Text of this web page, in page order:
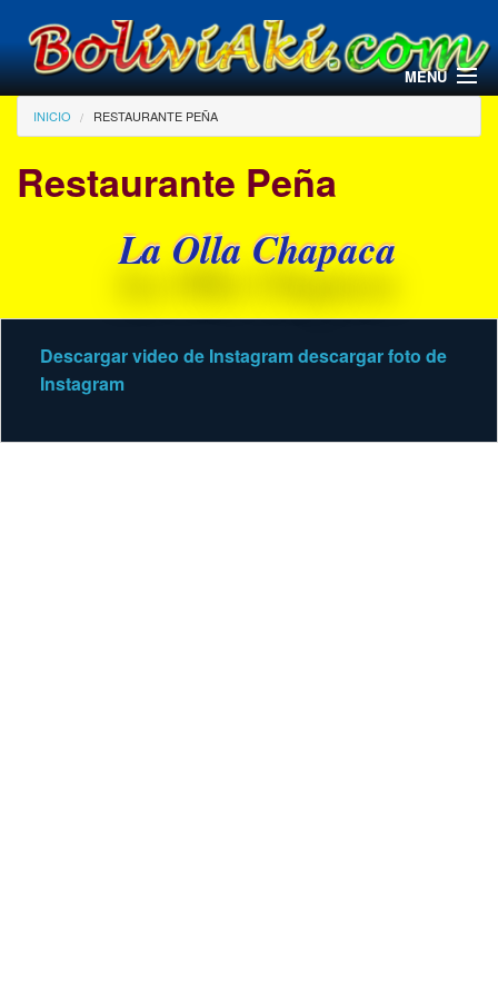
MENU
Usted está aquí
INICIO RESTAURANTE PEÑA
Restaurante Peña
La Olla Chapaca
Descargar video de Instagramdescargar foto de
Instagram